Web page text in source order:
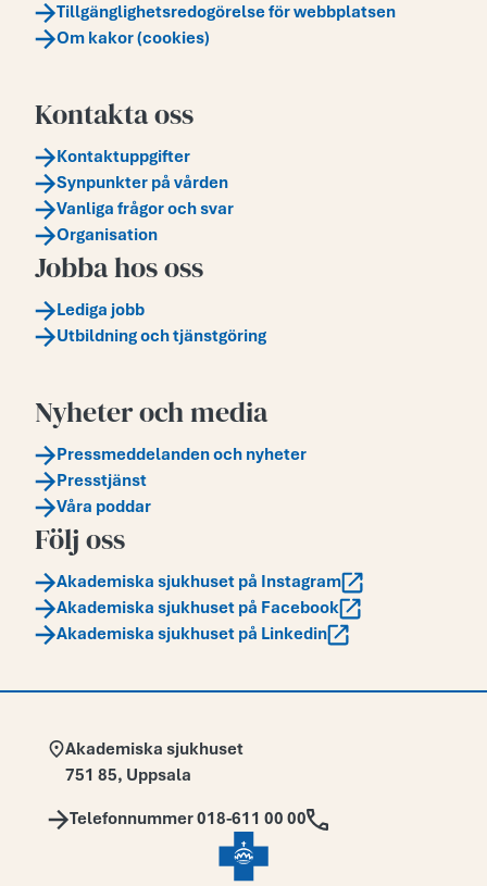
Tillgänglighetsredogörelse för webbplatsen
Om kakor (cookies)
Kontakta oss
Kontaktuppgifter
Synpunkter på vården
Vanliga frågor och svar
Organisation
Jobba hos oss
Lediga jobb
Utbildning och tjänstgöring
Nyheter och media
Pressmeddelanden och nyheter
Presstjänst
Våra poddar
Följ oss
Akademiska sjukhuset på Instagram
Akademiska sjukhuset på Facebook
Akademiska sjukhuset på Linkedin
Adress:
Akademiska sjukhuset
751 85, Uppsala
Telefon:
Telefonnummer 018-611 00 00